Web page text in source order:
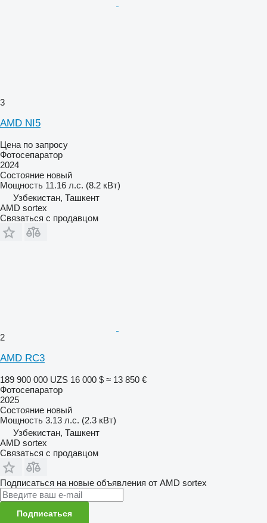
3
AMD NI5
Цена по запросу
Фотосепаратор
2024
Состояние новый
Мощность 11.16 л.с. (8.2 кВт)
Узбекистан, Ташкент
AMD sortex
Связаться с продавцом
2
AMD RC3
189 900 000 UZS 16 000 $ ≈ 13 850 €
Фотосепаратор
2025
Состояние новый
Мощность 3.13 л.с. (2.3 кВт)
Узбекистан, Ташкент
AMD sortex
Связаться с продавцом
Подписаться на новые объявления от AMD sortex
Подписаться